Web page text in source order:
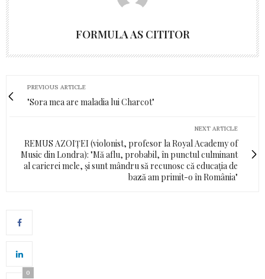
FORMULA AS CITITOR
PREVIOUS ARTICLE
"Sora mea are maladia lui Charcot"
NEXT ARTICLE
REMUS AZOIȚEI (violonist, profesor la Royal Academy of
Music din Londra): "Mă aflu, probabil, în punctul culminant
al carierei mele, și sunt mândru să recunosc că educația de
bază am primit-o în România"
0